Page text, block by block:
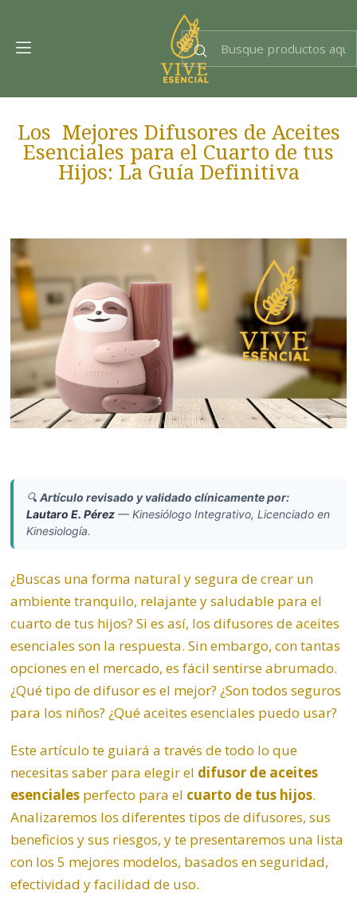
Los Mejores Difusores de Aceites
Esenciales para el Cuarto de tus
Hijos: La Guía Definitiva
🔍 Artículo revisado y validado clínicamente por:
Lautaro E. Pérez—Kinesiólogo Integrativo, Licenciado en
Kinesiología.
¿Buscas una forma natural y segura de crear un
ambiente tranquilo, relajante y saludable para el
cuarto de tus hijos? Si es así, los difusores de aceites
esenciales son la respuesta. Sin embargo, con tantas
opciones en el mercado, es fácil sentirse abrumado.
¿Qué tipo de difusor es el mejor? ¿Son todos seguros
para los niños? ¿Qué aceites esenciales puedo usar?
Este artículo te guiará a través de todo lo que
necesitas saber para elegir el difusor de aceites
esencialesperfecto para el cuarto de tus hijos.
Analizaremos los diferentes tipos de difusores, sus
beneficios y sus riesgos, y te presentaremos una lista
con los 5 mejores modelos, basados en seguridad,
efectividad y facilidad de uso.
Dra. EsencIAl
Experta en bienestar